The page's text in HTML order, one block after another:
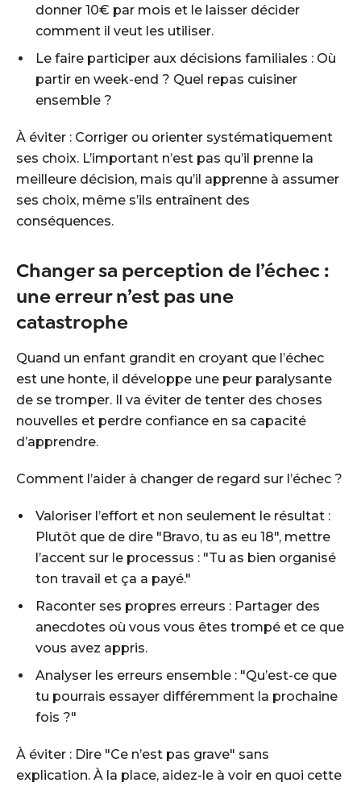
donner 10€ par mois et le laisser décider
comment il veut les utiliser.
Le faire participer aux décisions familiales : Où
partir en week-end ? Quel repas cuisiner
ensemble ?
À éviter : Corriger ou orienter systématiquement
ses choix. L’important n’est pas qu’il prenne la
meilleure décision, mais qu’il apprenne à assumer
ses choix, même s’ils entraînent des
conséquences.
Changer sa perception de l’échec :
une erreur n’est pas une
catastrophe
Quand un enfant grandit en croyant que l’échec
est une honte, il développe une peur paralysante
de se tromper. Il va éviter de tenter des choses
nouvelles et perdre confiance en sa capacité
d’apprendre.
Comment l’aider à changer de regard sur l’échec ?
Valoriser l’effort et non seulement le résultat :
Plutôt que de dire "Bravo, tu as eu 18", mettre
l’accent sur le processus : "Tu as bien organisé
ton travail et ça a payé."
Raconter ses propres erreurs : Partager des
anecdotes où vous vous êtes trompé et ce que
vous avez appris.
Analyser les erreurs ensemble : "Qu’est-ce que
tu pourrais essayer différemment la prochaine
fois ?"
À éviter : Dire "Ce n’est pas grave" sans
explication. À la place, aidez-le à voir en quoi cette